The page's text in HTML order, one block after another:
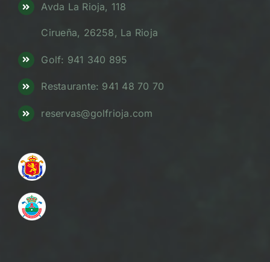
Avda La Rioja, 118
Cirueña, 26258, La Rioja
Golf: 941 340 895
Restaurante: 941 48 70 70
reservas@golfrioja.com